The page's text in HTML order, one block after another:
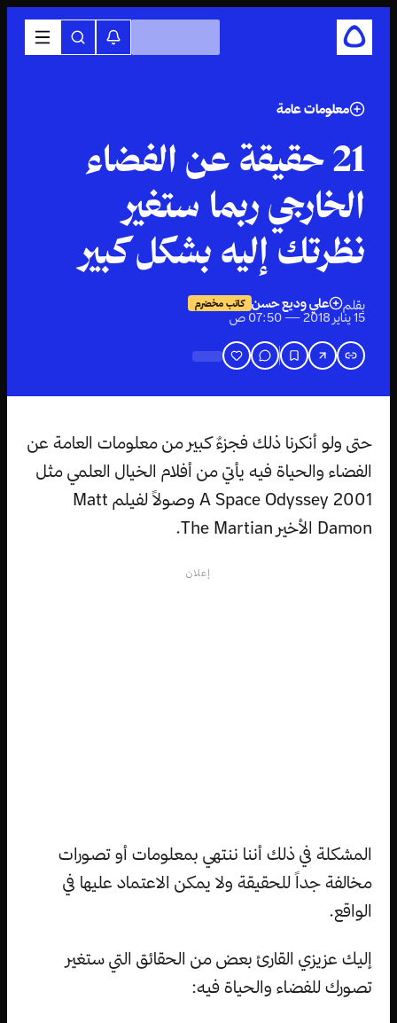
معلومات عامة
21 حقيقة عن الفضاء
الخارجي ربما ستغير
نظرتك إليه بشكل كبير
بقلم علي وديع حسن كاتب مخضرم
15 يناير 2018 — 07:50 ص
حتى ولو أنكرنا ذلك فجزءٌ كبير من معلومات العامة عن
الفضاء والحياة فيه يأتي من أفلام الخيال العلمي مثل
2001 A Space Odyssey وصولاً لفيلم Matt
Damon الأخير The Martian.
إعلان
المشكلة في ذلك أننا ننتهي بمعلومات أو تصورات
مخالفة جداً للحقيقة ولا يمكن الاعتماد عليها في
الواقع.
إليك عزيزي القارئ بعض من الحقائق التي ستغير
تصورك للفضاء والحياة فيه: